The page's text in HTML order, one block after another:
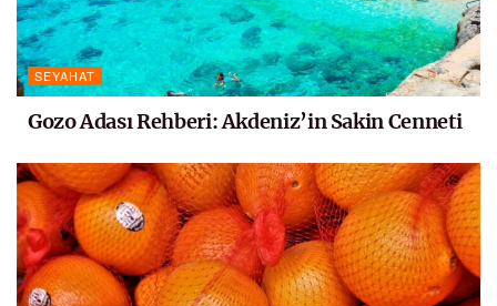
SEYAHAT
Gozo Adası Rehberi: Akdeniz’in Sakin Cenneti